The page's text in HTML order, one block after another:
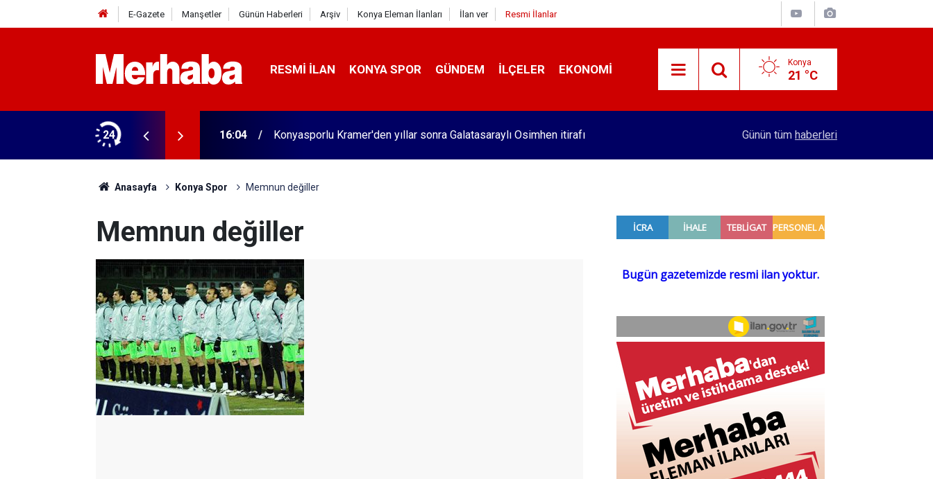
E-Gazete Manşetler Günün Haberleri Arşiv Konya Eleman İlanları İlan ver Resmi İlanlar
RESMI İLAN KONYA SPOR GÜNDEM İLÇELER EKONOMI Konya
21 °C
24
313 beygir motoru var 16:04 Konyasporlu Kramer'den yıllar sonra Galatasaraylı Osimhen itirafı Merkez Bankası rezervleri açıklandı
Günün tüm haberleri
Anasayfa Konya Spor Memnun değiller
Memnun değiller